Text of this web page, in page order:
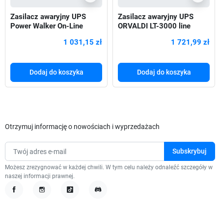
Zasilacz awaryjny UPS
Power Walker On-Line
1 031,15 zł
Dodaj do koszyka
Zasilacz awaryjny UPS
ORVALDI LT-3000 line
1 721,99 zł
Dodaj do koszyka
Otrzymuj informację o nowościach i wyprzedażach
Możesz zrezygnować w każdej chwili. W tym celu należy odnaleźć szczegóły w
naszej informacji prawnej.